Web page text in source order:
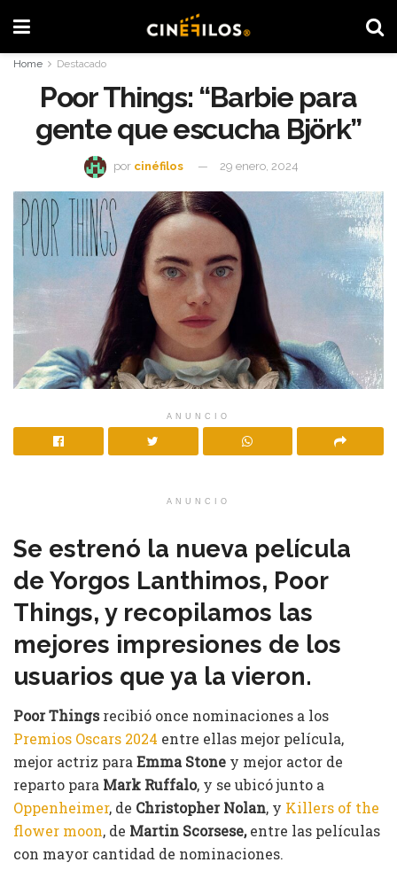
Home Destacado
Poor Things: “Barbie para
gente que escucha Björk”
por cinéfilos 29 enero, 2024
ANUNCIO
ANUNCIO
Se estrenó la nueva película
de Yorgos Lanthimos, Poor
Things, y recopilamos las
mejores impresiones de los
usuarios que ya la vieron.
Poor Thingsrecibió once nominaciones a los
Premios Oscars 2024 entre ellas mejor película,
mejor actriz para Emma Stone y mejor actor de
reparto para Mark Ruffalo, y se ubicó junto a
Oppenheimer, de Christopher Nolan, y Killers of the
flower moon, de Martin Scorsese,entre las películas
con mayor cantidad de nominaciones.